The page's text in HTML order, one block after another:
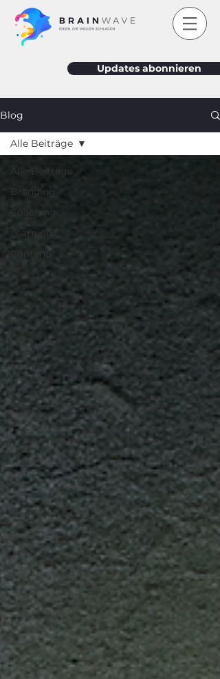
Updates abonnieren
Blog
Alle Beiträge
Branding
Coaching
Learning
Content
Alle Beiträge